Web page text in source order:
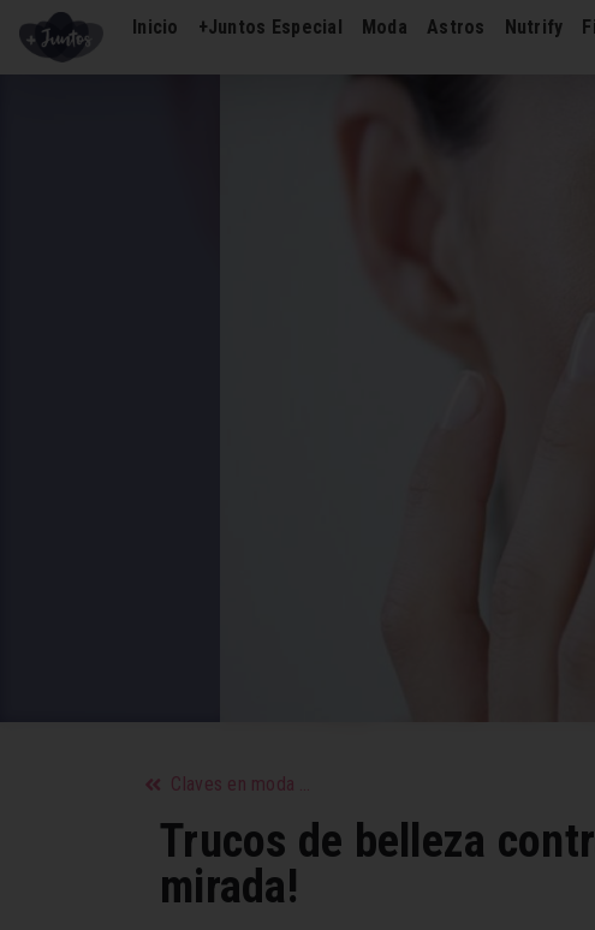
Inicio +Juntos Especial Moda Astros Nutrify
Claves en moda sobre cómo subir el autoestima
Trucos de belleza
mirada!